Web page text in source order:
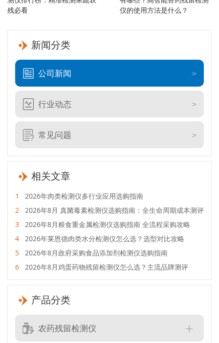
新闻分类
公司新闻
行业动态
常见问题
相关文章
1
2026年肉类检测仪多行业应用选购指南
2
2026年8月 真菌毒素检测仪选购指南：全生命周期成本测评
3
2026年8月粮食重金属检测仪选购指南 全流程采购攻略
4
2026年莱恩德肉类水分检测仪怎么选？选型对比攻略
5
2026年8月政府采购食品添加剂检测仪选购指南
6
2026年8月鸡蛋药物残留检测仪怎么选？主流品牌测评
产品分类
农药残留检测仪
残必看
仪的使用方法是什么？